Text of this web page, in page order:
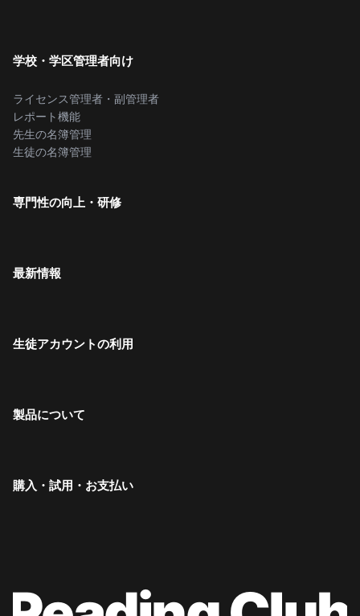
学校・学区管理者向け
ライセンス管理者・副管理者
レポート機能
先生の名簿管理
生徒の名簿管理
専門性の向上・研修
最新情報
生徒アカウントの利用
製品について
購入・試用・お支払い